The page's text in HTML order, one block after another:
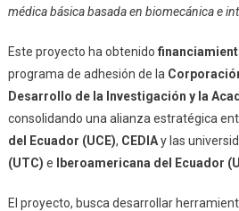
médica básica basada en biomecánica e
Este proyecto ha obtenido
programa de adhesión de la
Desarrollo de la Investigación y la
consolidando una alianza estratégica
del Ecuador (UCE), CEDIAy las
(UTC) e Iberoamericana del Ecuador
El proyecto, busca desarrollar